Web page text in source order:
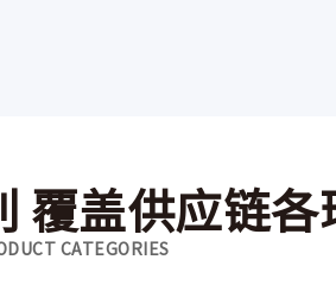
覆盖供应链各
CATEGORIES